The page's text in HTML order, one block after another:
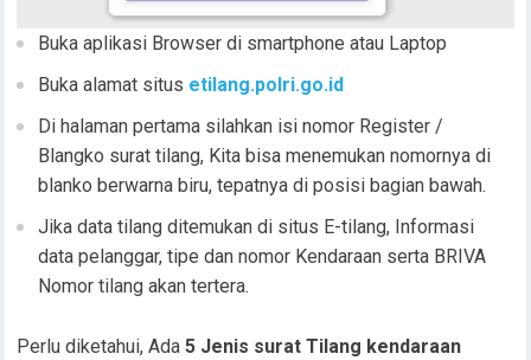
Buka aplikasi Browser di smartphone atau Laptop
Buka alamat situs etilang.polri.go.id
Di halaman pertama silahkan isi nomor Register /
Blangko surat tilang, Kita bisa menemukan nomornya di
blanko berwarna biru, tepatnya di posisi bagian bawah.
Jika data tilang ditemukan di situs E-tilang, Informasi
data pelanggar, tipe dan nomor Kendaraan serta BRIVA
Nomor tilang akan tertera.
Perlu diketahui, Ada5 Jenis surat Tilang kendaraan